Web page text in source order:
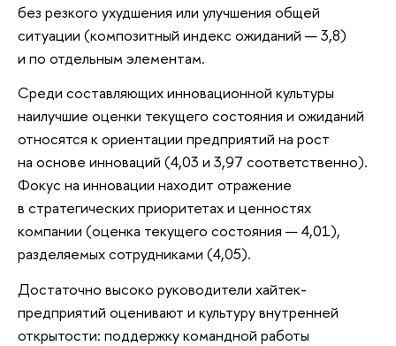
без резкого ухудшения или улучшения общей
ситуации (композитный индекс ожиданий — 3,8)
и по отдельным элементам.
Среди составляющих инновационной культуры
наилучшие оценки текущего состояния и ожиданий
относятся к ориентации предприятий на рост
на основе инноваций (4,03 и 3,97 соответственно).
Фокус на инновации находит отражение
в стратегических приоритетах и ценностях
компании (оценка текущего состояния — 4,01),
разделяемых сотрудниками (4,05).
Достаточно высоко руководители хайтек-
предприятий оценивают и культуру внутренней
открытости: поддержку командной работы